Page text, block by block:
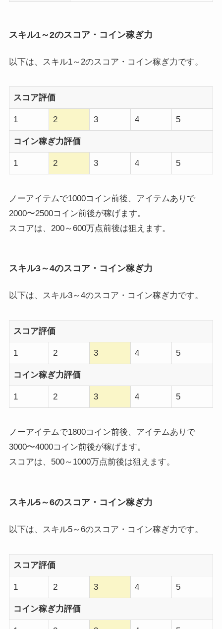
スキル1～2のスコア・コイン稼ぎ力
以下は、スキル1～2のスコア・コイン稼ぎ力です。
スコア評価
1 2 3 4 5
コイン稼ぎ力評価
1 2 3 4 5
ノーアイテムで1000コイン前後、アイテムありで
2000〜2500コイン前後が稼げます。
スコアは、200～600万点前後は狙えます。
スキル3～4のスコア・コイン稼ぎ力
以下は、スキル3～4のスコア・コイン稼ぎ力です。
スコア評価
1 2 3 4 5
コイン稼ぎ力評価
1 2 3 4 5
ノーアイテムで1800コイン前後、アイテムありで
3000〜4000コイン前後が稼げます。
スコアは、500～1000万点前後は狙えます。
スキル5～6のスコア・コイン稼ぎ力
以下は、スキル5～6のスコア・コイン稼ぎ力です。
スコア評価
1 2 3 4 5
コイン稼ぎ力評価